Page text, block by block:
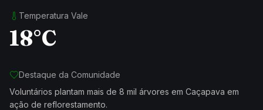
Temperatura Vale
18°C
Destaque da Comunidade
Voluntários plantam mais de 8 mil árvores em Caçapava em
ação de reflorestamento.